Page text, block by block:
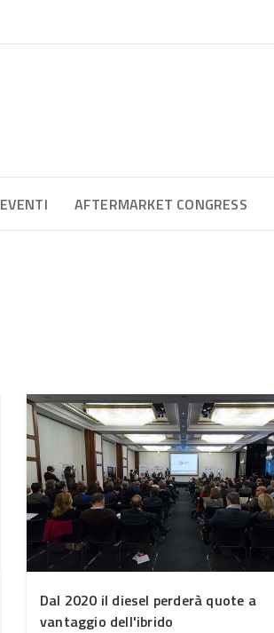
EVENTI AFTERMARKET CONGRESS
Dal 2020 il diesel perderà quote a
vantaggio dell'ibrido